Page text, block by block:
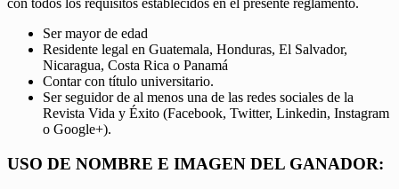
Ser mayor de edad
Residente legal en Guatemala, Honduras, El Salvador,
Nicaragua, Costa Rica o Panamá
Contar con título universitario.
Ser seguidor de al menos una de las redes sociales de la
Revista Vida y Éxito (Facebook, Twitter, Linkedin, Instagram
o Google+).
USO DE NOMBRE E IMAGEN DEL GANADOR: